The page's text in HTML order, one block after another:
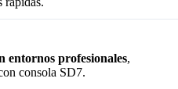
entornos profesionales,
consola SD7.